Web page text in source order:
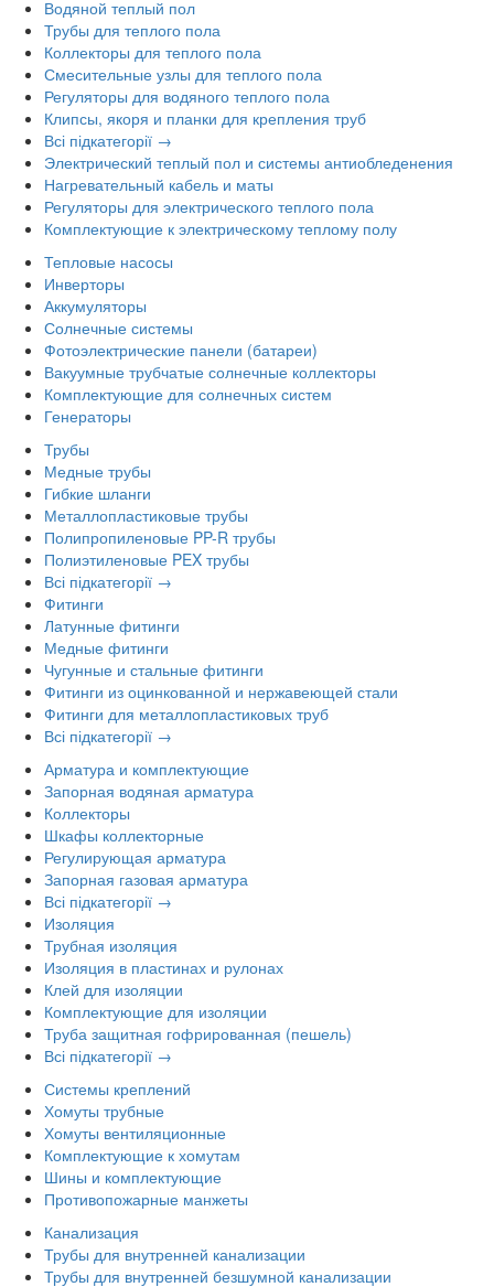
Водяной теплый пол
Трубы для теплого пола
Коллекторы для теплого пола
Смесительные узлы для теплого пола
Регуляторы для водяного теплого пола
Клипсы, якоря и планки для крепления труб
Всі підкатегорії →
Электрический теплый пол и системы антиобледенения
Нагревательный кабель и маты
Регуляторы для электрического теплого пола
Комплектующие к электрическому теплому полу
Тепловые насосы
Инверторы
Аккумуляторы
Солнечные системы
Фотоэлектрические панели (батареи)
Вакуумные трубчатые солнечные коллекторы
Комплектующие для солнечных систем
Генераторы
Трубы
Медные трубы
Гибкие шланги
Металлопластиковые трубы
Полипропиленовые PP-R трубы
Полиэтиленовые PEX трубы
Всі підкатегорії →
Фитинги
Латунные фитинги
Медные фитинги
Чугунные и стальные фитинги
Фитинги из оцинкованной и нержавеющей стали
Фитинги для металлопластиковых труб
Всі підкатегорії →
Арматура и комплектующие
Запорная водяная арматура
Коллекторы
Шкафы коллекторные
Регулирующая арматура
Запорная газовая арматура
Всі підкатегорії →
Изоляция
Трубная изоляция
Изоляция в пластинах и рулонах
Клей для изоляции
Комплектующие для изоляции
Труба защитная гофрированная (пешель)
Всі підкатегорії →
Системы креплений
Хомуты трубные
Хомуты вентиляционные
Комплектующие к хомутам
Шины и комплектующие
Противопожарные манжеты
Канализация
Трубы для внутренней канализации
Трубы для внутренней безшумной канализации